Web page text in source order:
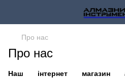
Про нас
Про нас
Наш інтернет магазин